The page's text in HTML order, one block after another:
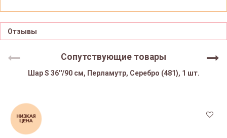
Отзывы
Сопутствующие товары
Шар S 36''/90 см, Перламутр, Серебро (481), 1 шт.